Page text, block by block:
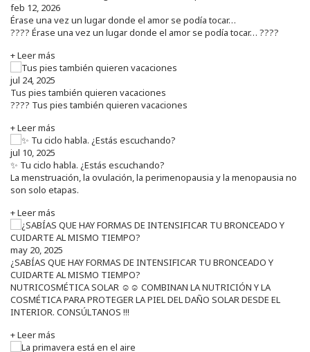
feb 12, 2026
Érase una vez un lugar donde el amor se podía tocar…
???? Érase una vez un lugar donde el amor se podía tocar… ????
+ Leer más
jul 24, 2025
Tus pies también quieren vacaciones
???? Tus pies también quieren vacaciones
+ Leer más
jul 10, 2025
✨ Tu ciclo habla. ¿Estás escuchando?
La menstruación, la ovulación, la perimenopausia y la menopausia no
son solo etapas.
+ Leer más
may 20, 2025
¿SABÍAS QUE HAY FORMAS DE INTENSIFICAR TU BRONCEADO Y
CUIDARTE AL MISMO TIEMPO?
NUTRICOSMÉTICA SOLAR ☺️☺️ COMBINAN LA NUTRICIÓN Y LA
COSMÉTICA PARA PROTEGER LA PIEL DEL DAÑO SOLAR DESDE EL
INTERIOR. CONSÚLTANOS !!!
+ Leer más